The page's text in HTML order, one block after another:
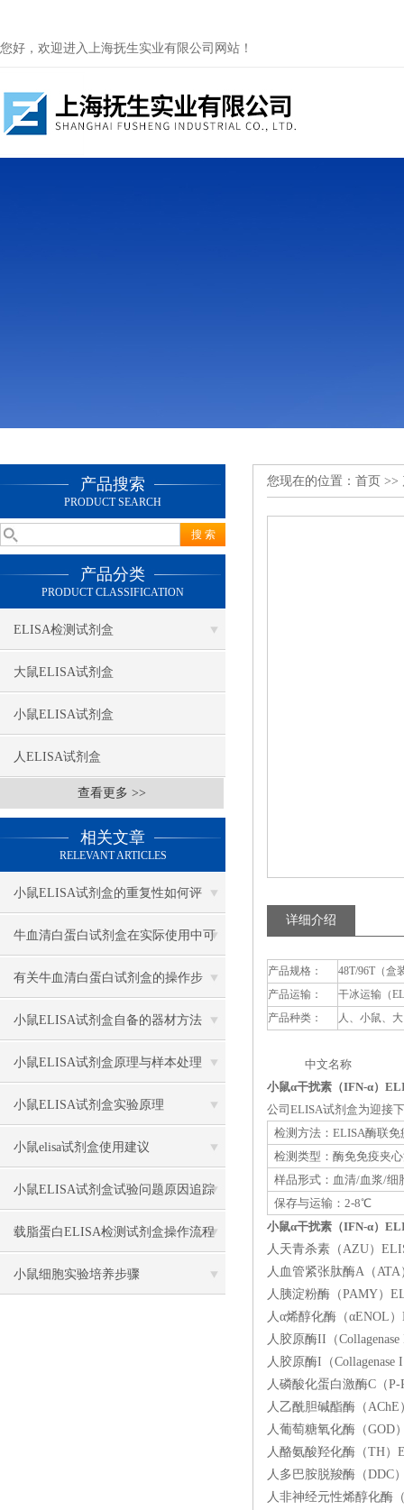
您好，欢迎进入上海抚生实业有限公司网站！
产品搜索
PRODUCT SEARCH
产品分类
PRODUCT CLASSIFICATION
ELISA检测试剂盒
大鼠ELISA试剂盒
小鼠ELISA试剂盒
人ELISA试剂盒
查看更多 >>
相关文章
RELEVANT ARTICLES
小鼠ELISA试剂盒的重复性如何评
估？
牛血清白蛋白试剂盒在实际使用中可
分为多种类型测定
有关牛血清白蛋白试剂盒的操作步
骤，以下有详细说明
小鼠ELISA试剂盒自备的器材方法
小鼠ELISA试剂盒原理与样本处理
小鼠ELISA试剂盒实验原理
小鼠elisa试剂盒使用建议
小鼠ELISA试剂盒试验问题原因追踪
载脂蛋白ELISA检测试剂盒操作流程
方法
小鼠细胞实验培养步骤
您现在的位置： 首页 >>
详细介绍
产品规格：
48T/96T（盒
产品运输：
干冰运输（
产品种类：
人、小鼠、
中文名称 英
小鼠α干扰素（IFN-α）
公司ELISA试剂盒为迎接
检测方法：ELISA酶联免
检测类型：酶免免疫夹
样品形式：血清/血浆/细
保存与运输：2-8℃
小鼠α干扰素（IFN-α）
人天青杀素（AZU）
人血管紧张肽酶A（
人胰淀粉酶（PAMY）
人α烯醇化酶（αENOL
人胶原酶II（
人胶原酶I（
人磷酸化蛋白激酶C（
人乙酰胆碱酯酶（
人葡萄糖氧化酶（GOD
人酪氨酸羟化酶（TH
人多巴胺脱羧酶（DDC
人非神经元性烯醇化酶